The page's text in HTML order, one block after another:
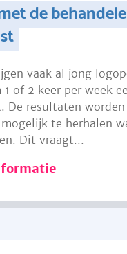
de
vaak al jong
of 2 keer per week
De resultaten
te herhalen
Dit vraagt...